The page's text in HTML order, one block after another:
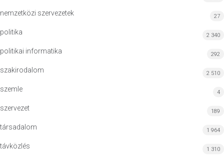
nemzetközi szervezetek 27
politika 2 340
politikai informatika 292
szakirodalom 2 510
szemle 4
szervezet 189
társadalom 1 964
távközlés 1 310